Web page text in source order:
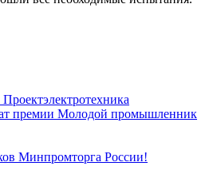
премии Молодой промышленник
Минпромторга России!